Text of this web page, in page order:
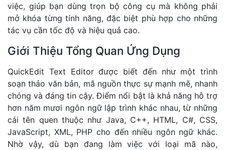
việc, giúp bạn dùng trọn bộ công cụ mà không phải
mở khóa từng tính năng, đặc biệt phù hợp cho những
tác vụ cần tốc độ và hiệu quả cao.
Giới Thiệu Tổng Quan Ứng Dụng
QuickEdit Text Editor được biết đến như một trình
soạn thảo văn bản, mã nguồn thực sự mạnh mẽ, nhanh
chóng và đáng tin cậy. Điểm nổi bật là khả năng hỗ trợ
hơn năm mươi ngôn ngữ lập trình khác nhau, từ những
cái tên quen thuộc như Java, C++, HTML, C#, CSS,
JavaScript, XML, PHP cho đến nhiều ngôn ngữ khác.
Nhờ vậy, dù bạn đang làm việc với loại mã nào,